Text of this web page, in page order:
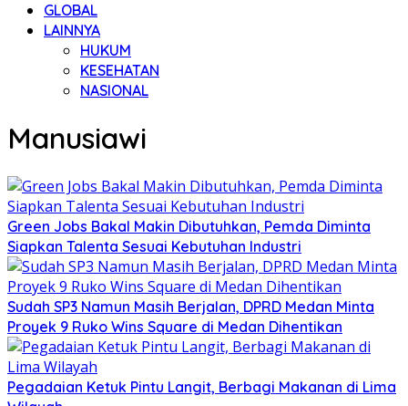
GLOBAL
LAINNYA
HUKUM
KESEHATAN
NASIONAL
Manusiawi
Green Jobs Bakal Makin Dibutuhkan, Pemda Diminta
Siapkan Talenta Sesuai Kebutuhan Industri
Sudah SP3 Namun Masih Berjalan, DPRD Medan Minta
Proyek 9 Ruko Wins Square di Medan Dihentikan
Pegadaian Ketuk Pintu Langit, Berbagi Makanan di Lima